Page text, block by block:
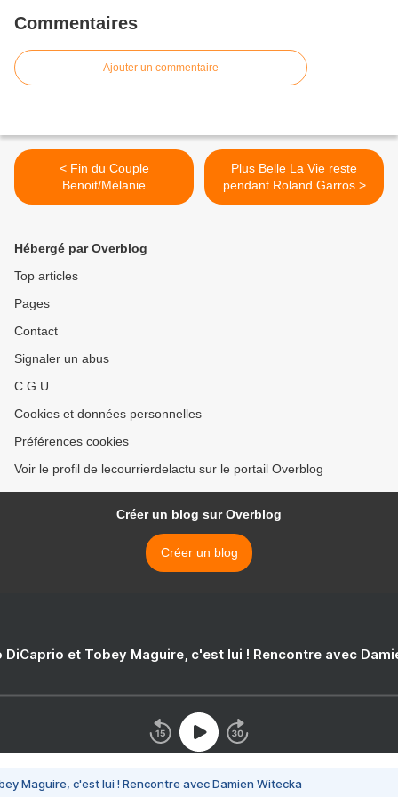
Commentaires
Ajouter un commentaire
< Fin du Couple
Benoit/Mélanie
Plus Belle La Vie reste
pendant Roland Garros >
Hébergé par Overblog
Top articles
Pages
Contact
Signaler un abus
C.G.U.
Cookies et données personnelles
Préférences cookies
Voir le profil de lecourrierdelactu sur le portail Overblog
Créer un blog sur Overblog
Créer un blog
DiCaprio et Tobey Maguire, c'est lui ! Rencontre avec
Maguire, c'est lui ! Rencontre avec Damien Witecka